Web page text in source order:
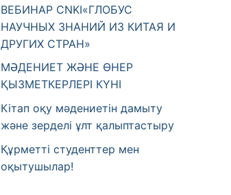
ВЕБИНАР CNKI«ГЛОБУС
НАУЧНЫХ ЗНАНИЙ ИЗ КИТАЯ И
ДРУГИХ СТРАН»
МӘДЕНИЕТ ЖӘНЕ ӨНЕР
ҚЫЗМЕТКЕРЛЕРІ КҮНІ
Кітап оқу мәдениетін дамыту
және зерделі ұлт қалыптастыру
Құрметті студенттер мен
оқытушылар!